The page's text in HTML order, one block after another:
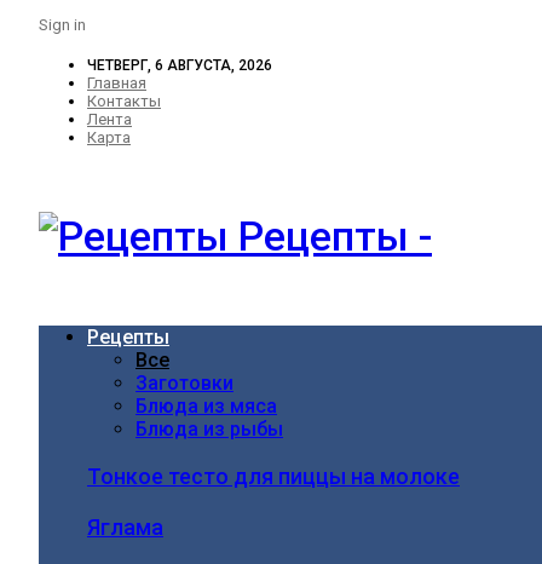
Sign in
ЧЕТВЕРГ, 6 АВГУСТА, 2026
Главная
Контакты
Лента
Карта
Рецепты -
Рецепты
Все
Заготовки
Блюда из мяса
Блюда из рыбы
Тонкое тесто для пиццы на молоке
Яглама